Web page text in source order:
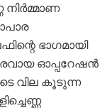
നിർമ്മാണ
ഭാഗമായി
ഓപ്പറേഷൻ
വില കൂടുന്ന